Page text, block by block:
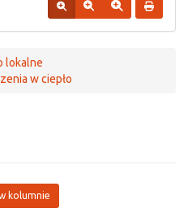
lokalne
w ciepło
kolumnie